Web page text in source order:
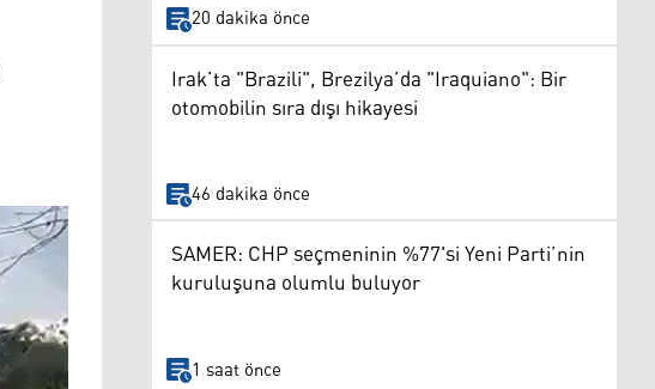
20 dakika önce
Irak’ta "Brazili", Brezilya’da "Iraquiano": Bir
otomobilin sıra dışı hikayesi
46 dakika önce
SAMER: CHP seçmeninin %77'si Yeni Parti’nin
kuruluşuna olumlu buluyor
1 saat önce